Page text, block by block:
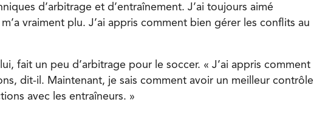
d’arbitrage et d’entraînement. J’ai toujours aimé
vraiment plu. J’ai appris comment bien gérer les conflits au
fait un peu d’arbitrage pour le soccer. « J’ai appris comment
dit-il. Maintenant, je sais comment avoir un meilleur contrôle
avec les entraîneurs. »